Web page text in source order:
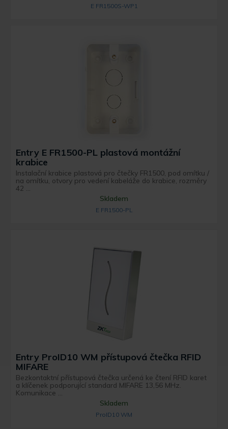
E FR1500S-WP1
Entry E FR1500-PL plastová montážní
krabice
Instalační krabice plastová pro čtečky FR1500, pod omítku /
na omítku, otvory pro vedení kabeláže do krabice, rozměry
42 ...
Skladem
E FR1500-PL
Entry ProID10 WM přístupová čtečka RFID
MIFARE
Bezkontaktní přístupová čtečka určená ke čtení RFID karet
a klíčenek podporující standard MIFARE 13,56 MHz.
Komunikace ...
Skladem
ProID10 WM